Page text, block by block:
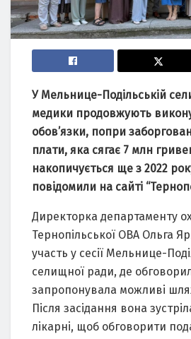
У Мельнице-Подільській
медики продовжують
обов’язки, попри
плати, яка сягає 7 млн
накопичується ще з 2022
повідомили на сайті
Директорка департаменту
Тернопільської ОВА Ольга
участь у сесії Мельнице-
селищної ради, де
запропонувала можливі
Після засідання вона
лікарні, щоб обговорити